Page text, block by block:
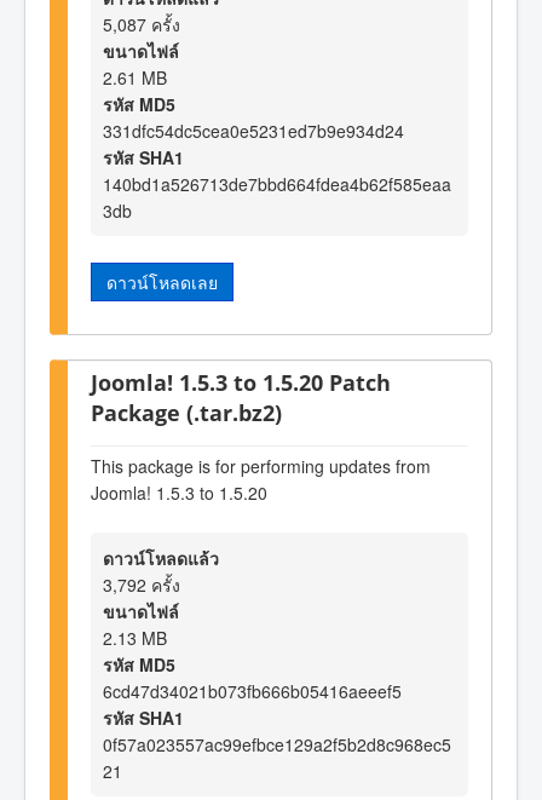
5,087 ครั้ง
ขนาดไฟล์
2.61 MB
รหัส MD5
331dfc54dc5cea0e5231ed7b9e934d24
รหัส SHA1
140bd1a526713de7bbd664fdea4b62f585eaa
3db
ดาวน์โหลดเลย
Joomla! 1.5.3 to 1.5.20 Patch
Package (.tar.bz2)
This package is for performing updates from
Joomla! 1.5.3 to 1.5.20
ดาวน์โหลดแล้ว
3,792 ครั้ง
ขนาดไฟล์
2.13 MB
รหัส MD5
6cd47d34021b073fb666b05416aeeef5
รหัส SHA1
0f57a023557ac99efbce129a2f5b2d8c968ec5
21